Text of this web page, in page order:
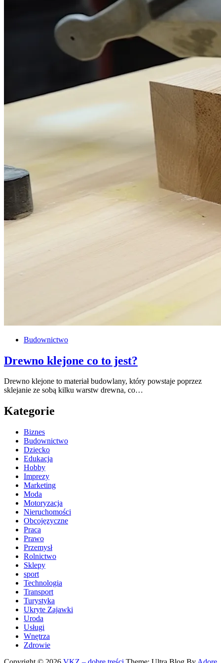
Budownictwo
Drewno klejone co to jest?
Drewno klejone to materiał budowlany, który powstaje poprzez
sklejanie ze sobą kilku warstw drewna, co…
Kategorie
Biznes
Budownictwo
Dziecko
Edukacja
Hobby
Imprezy
Marketing
Moda
Motoryzacja
Nieruchomości
Obcojęzyczne
Praca
Prawo
Przemysł
Rolnictwo
Sklepy
sport
Technologia
Transport
Turystyka
Ukryte Zajawki
Uroda
Usługi
Wnętrza
Zdrowie